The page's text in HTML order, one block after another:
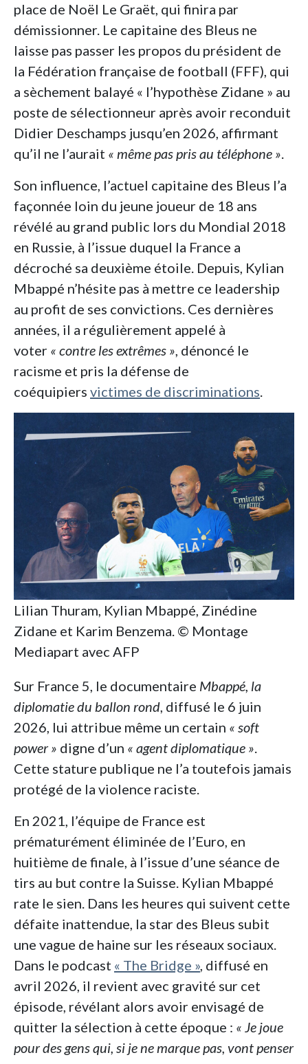
place de Noël Le Graët, qui finira par
démissionner. Le capitaine des Bleus ne
laisse pas passer les propos du président de
la Fédération française de football (FFF), qui
a sèchement balayé « l’hypothèse Zidane » au
poste de sélectionneur après avoir reconduit
Didier Deschamps jusqu’en 2026, affirmant
qu’il ne l’aurait « même pas pris au téléphone ».
Son influence, l’actuel capitaine des Bleus l’a
façonnée loin du jeune joueur de 18 ans
révélé au grand public lors du Mondial 2018
en Russie, à l’issue duquel la France a
décroché sa deuxième étoile. Depuis, Kylian
Mbappé n’hésite pas à mettre ce leadership
au profit de ses convictions. Ces dernières
années, il a régulièrement appelé à
voter « contre les extrêmes », dénoncé le
racisme et pris la défense de
coéquipiers victimes de discriminations.
Lilian Thuram, Kylian Mbappé, Zinédine
Zidane et Karim Benzema. © Montage
Mediapart avec AFP
Sur France 5, le documentaire Mbappé, la
diplomatie du ballon rond, diffusé le 6 juin
2026, lui attribue même un certain « soft
power » digne d’un « agent diplomatique ».
Cette stature publique ne l’a toutefois jamais
protégé de la violence raciste.
En 2021, l’équipe de France est
prématurément éliminée de l’Euro, en
huitième de finale, à l’issue d’une séance de
tirs au but contre la Suisse. Kylian Mbappé
rate le sien. Dans les heures qui suivent cette
défaite inattendue, la star des Bleus subit
une vague de haine sur les réseaux sociaux.
Dans le podcast « The Bridge », diffusé en
avril 2026, il revient avec gravité sur cet
épisode, révélant alors avoir envisagé de
quitter la sélection à cette époque : « Je joue
pour des gens qui, si je ne marque pas, vont penser